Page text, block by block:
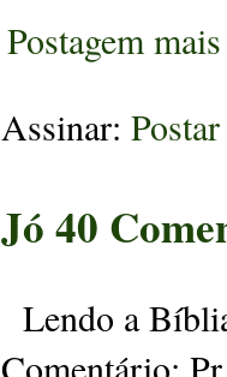
Postagem
Assinar:
Jó 40
Lendo a
Comentário: